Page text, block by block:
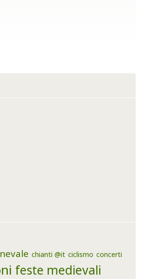
chianti @it ciclismo concerti
feste medievali